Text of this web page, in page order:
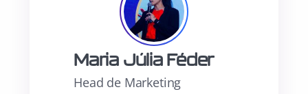
Maria Júlia Féder
Head de Marketing